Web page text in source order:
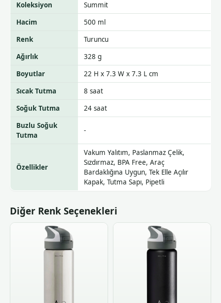
Koleksiyon
Summit
Hacim
500 ml
Renk
Turuncu
Ağırlık
328 g
Boyutlar
22 H x 7.3 W x 7.3 L cm
Sıcak Tutma
8 saat
Soğuk Tutma
24 saat
Buzlu Soğuk
Tutma
-
Özellikler
Vakum Yalıtım, Paslanmaz Çelik,
Sızdırmaz, BPA Free, Araç
Bardaklığına Uygun, Tek Elle Açılır
Kapak, Tutma Sapı, Pipetli
Diğer Renk Seçenekleri